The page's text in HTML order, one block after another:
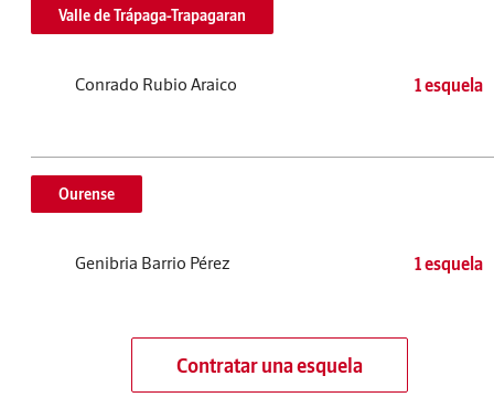
Valle de Trápaga-Trapagaran
Conrado Rubio Araico 1 esquela
Ourense
Genibria Barrio Pérez 1 esquela
Contratar una esquela